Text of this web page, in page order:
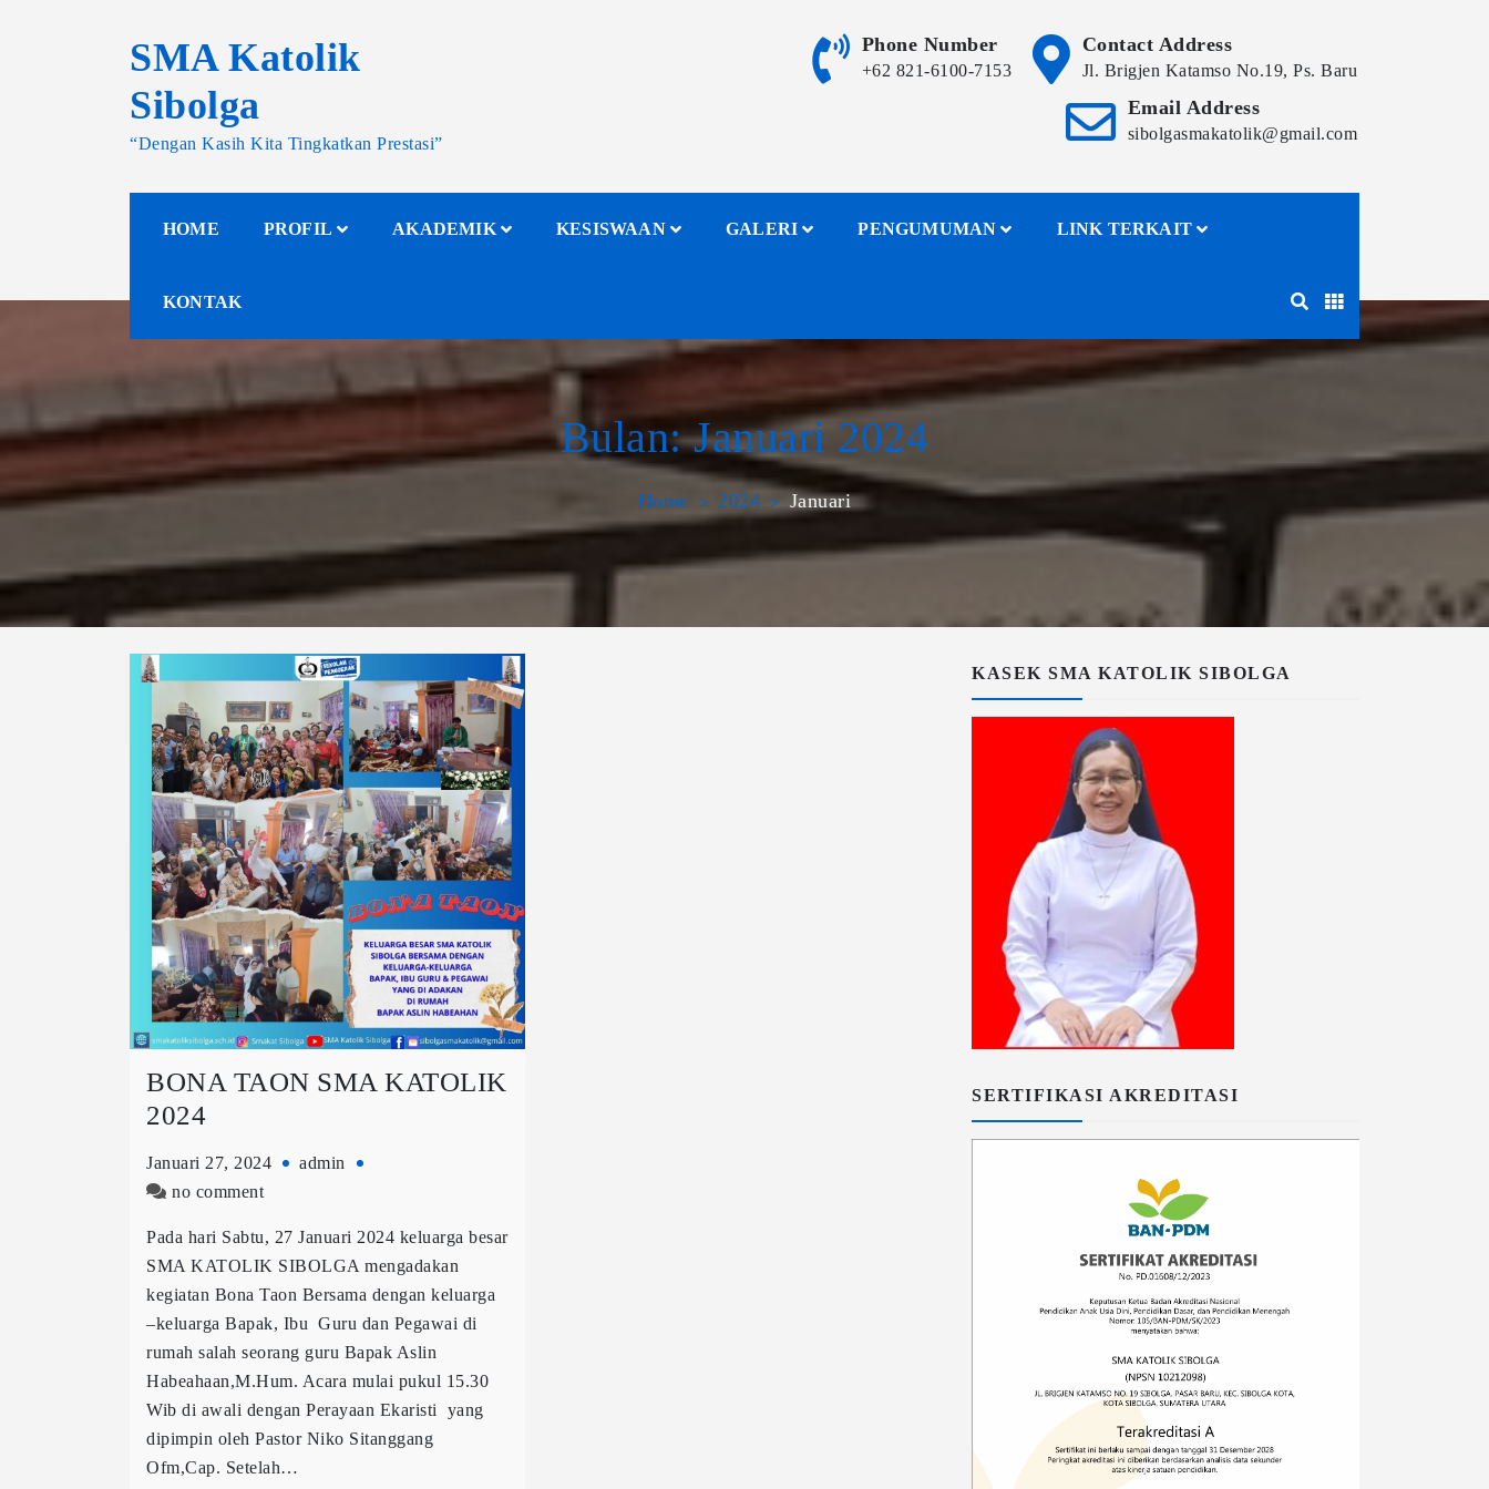
SMA Katolik
Sibolga
“Dengan Kasih Kita Tingkatkan Prestasi”
Phone Number
+62 821-6100-7153
Contact Address
Jl. Brigjen Katamso No.19, Ps. Baru
Email Address
sibolgasmakatolik@gmail.com
HOME PROFIL AKADEMIK KESISWAAN GALERI PENGUMUMAN LINK TERKAIT
KONTAK
Bulan:Januari 2024
Home 2024 Januari
BONA TAON SMA KATOLIK
2024
Januari 27, 2024
admin
no comment
Pada hari Sabtu, 27 Januari 2024 keluarga besar
SMA KATOLIK SIBOLGA mengadakan
kegiatan Bona Taon Bersama dengan keluarga
–keluarga Bapak, Ibu Guru dan Pegawai di
rumah salah seorang guru Bapak Aslin
Habeahaan,M.Hum. Acara mulai pukul 15.30
Wib di awali dengan Perayaan Ekaristi yang
dipimpin oleh Pastor Niko Sitanggang
Ofm,Cap. Setelah…
KASEK SMA KATOLIK SIBOLGA
SERTIFIKASI AKREDITASI